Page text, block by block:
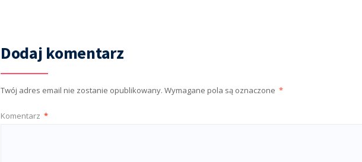
Dodaj komentarz
Twój adres email nie zostanie opublikowany. Wymagane pola są oznaczone *
Komentarz *